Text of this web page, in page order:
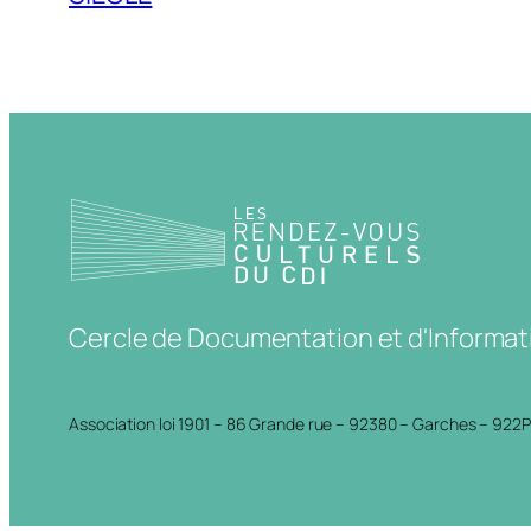
Cercle de Documentation et
Association loi 1901 – 86 Grande rue – 92380 – Garches –